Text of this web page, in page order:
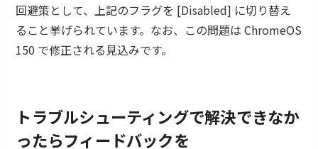
回避策として、上記のフラグを [Disabled] に切り替え
ること挙げられています。なお、この問題は ChromeOS
150 で修正される見込みです。
トラブルシューティングで解決できなか
ったらフィードバックを